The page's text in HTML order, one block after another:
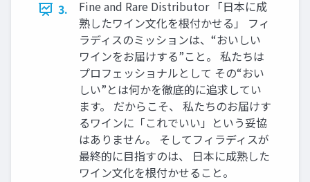
3.
Fine and Rare Distributor 「日本に成
熟したワイン文化を根付かせる」 フィ
ラディスのミッションは、“おいしい
ワインをお届けする”こと。 私たちは
プロフェッショナルとして その“おい
しい”とは何かを徹底的に追求してい
ます。 だからこそ、 私たちのお届けす
るワインに「これでいい」という妥協
はありません。 そしてフィラディスが
最終的に目指すのは、 日本に成熟した
ワイン文化を根付かせること。